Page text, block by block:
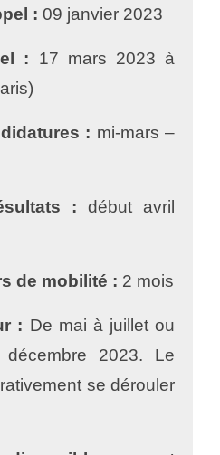
: 09 janvier 2023
: 17 mars 2023 à
: mi-mars –
: début avril
de mobilité : 2 mois
: De mai à juillet ou
2023. Le
se dérouler